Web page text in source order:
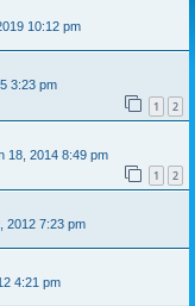
10:12 pm
3:23 pm
1 2
18, 2014 8:49 pm
1 2
2012 7:23 pm
4:21 pm